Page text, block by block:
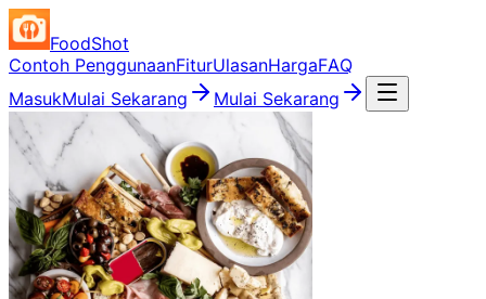
FoodShot
Contoh PenggunaanFiturUlasanHargaFAQ
MasukMulai Sekarang Mulai Sekarang